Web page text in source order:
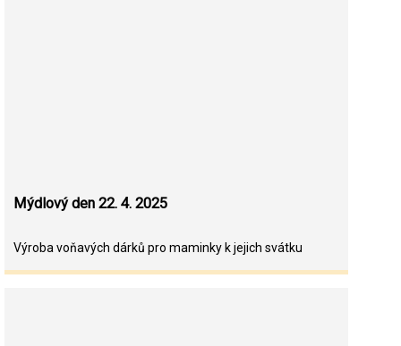
Mýdlový den 22. 4. 2025
Výroba voňavých dárků pro maminky k jejich svátku